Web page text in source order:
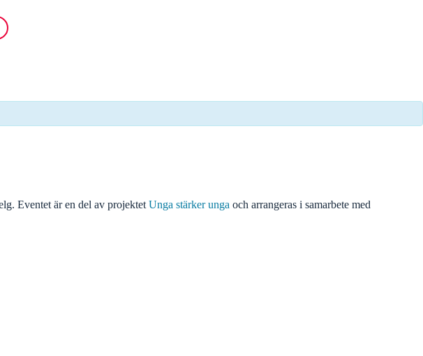
Eventet är en del av projektet Unga stärker unga och arrangeras i samarbete med